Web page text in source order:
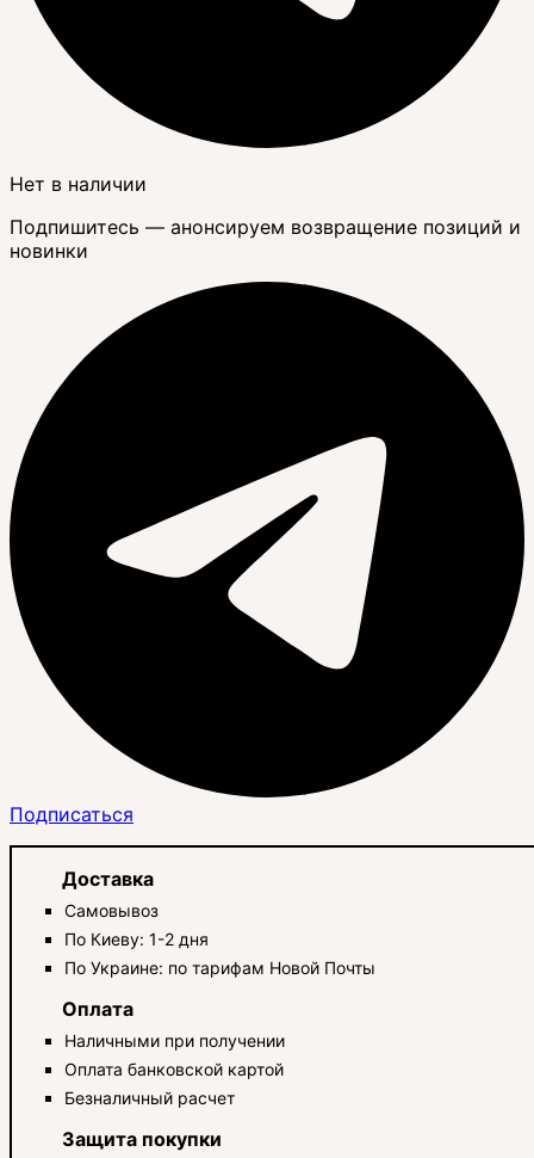
Нет в наличии
Подпишитесь — анонсируем возвращение позиций и
новинки
Подписаться
Доставка
Самовывоз
По Киеву: 1-2 дня
По Украине: по тарифам Новой Почты
Оплата
Наличными при получении
Оплата банковской картой
Безналичный расчет
Защита покупки